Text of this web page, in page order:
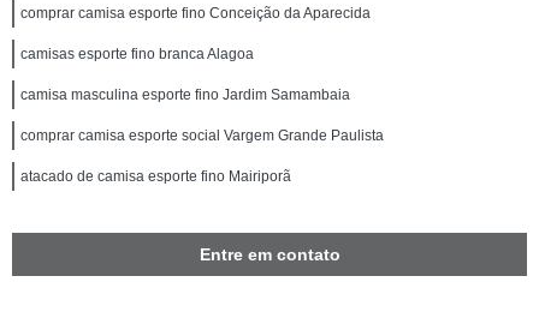
comprar camisa esporte fino Conceição da Aparecida
camisas esporte fino branca Alagoa
camisa masculina esporte fino Jardim Samambaia
comprar camisa esporte social Vargem Grande Paulista
atacado de camisa esporte fino Mairiporã
Entre em contato